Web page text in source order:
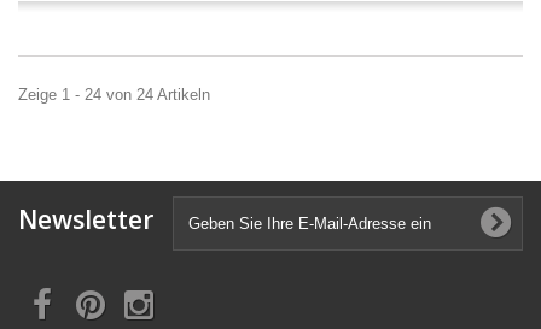
Zeige 1 - 24 von 24 Artikeln
Newsletter